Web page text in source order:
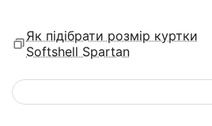
Як підібрати розмір куртки
Softshell Spartan